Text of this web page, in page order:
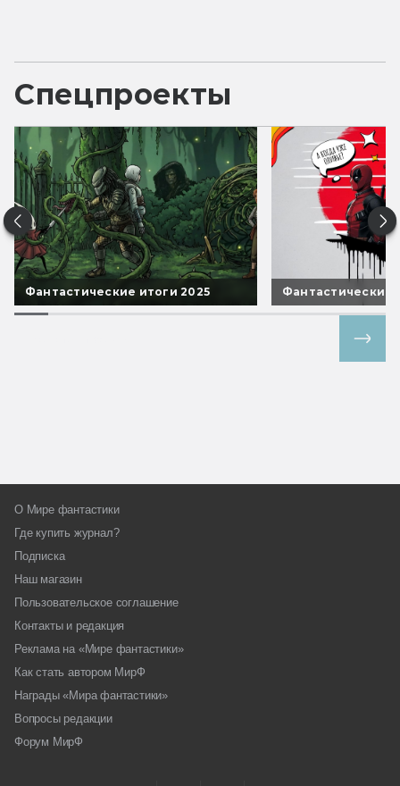
Спецпроекты
Фантастические итоги 2025 Фантастические
О Мире фантастики
Где купить журнал?
Подписка
Наш магазин
Пользовательское соглашение
Контакты и редакция
Реклама на «Мире фантастики»
Как стать автором МирФ
Награды «Мира фантастики»
Вопросы редакции
Форум МирФ